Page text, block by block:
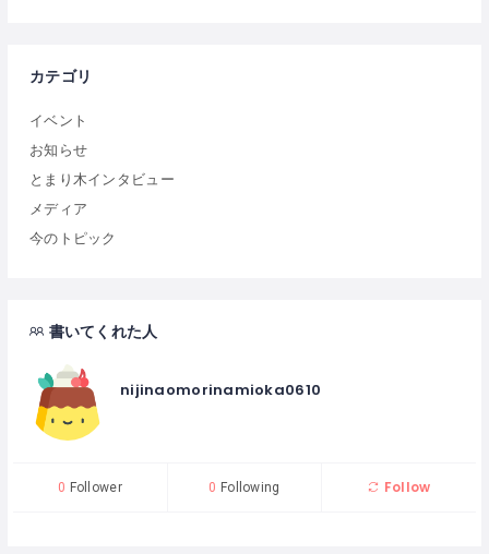
カテゴリ
イベント
お知らせ
とまり木インタビュー
メディア
今のトピック
書いてくれた人
nijinaomorinamioka0610
0 Follower 0 Following Follow